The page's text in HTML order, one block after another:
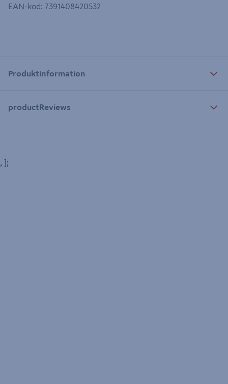
EAN-kod: 7391408420532
Produktinformation
productReviews
, ];